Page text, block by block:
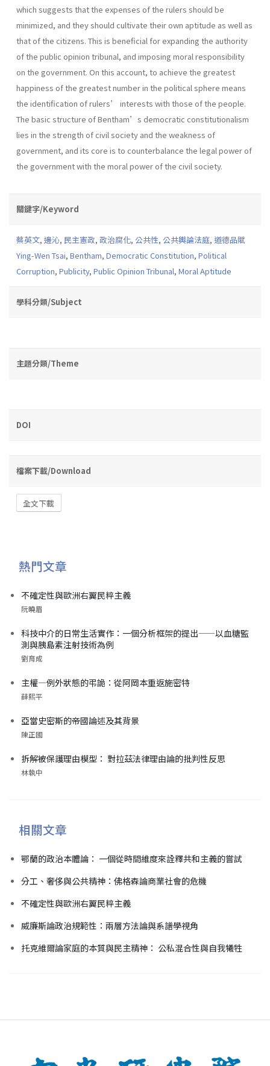
which suggests that the expenses of the rulers should be
minimized, and they should cultivate their own aptitude as well as
that of the citizens. This is beneficial for expanding the authority
of the public opinion tribunal, and imposing moral responsibility
on the government. On this account, to achieve the greatest
happiness of the greatest number in the political sphere means
the identification of rulers’ interests with those of the people.
The basic structure of Bentham’s democratic constitutionalism
lies in the strength of civil society and the weakness of
government, and its core is to counterbalance the legal power of
the government with the moral power of the civil society.
關鍵字/Keyword
蔡英文, 邊沁, 民主憲政, 政治腐化, 公共性, 公共輿論法庭, 道德品賦
Ying-Wen Tsai, Bentham, Democratic Constitution, Political
Corruption, Publicity, Public Opinion Tribunal, Moral Aptitude
學科分類/Subject
主題分類/Theme
DOI
檔案下載/Download
全文下載
熱門文章
不確定性與歐洲右翼民粹主義
阮曉眉
科技中介的日常生活實作：一個分析框架的提出——以血糖監
測與胰島素注射技術為例
劉育成
主權—例外狀態的弔詭：從阿岡本重返施密特
薛熙平
亞當史密斯的帝國論述及其背景
陳正國
拆解被保護理由模型： 對拉茲法律理由論的批判性反思
林執中
相關文章
鄂蘭的政治本體論： 一個從時間維度來詮釋共和主義的嘗試
分工、奢侈與公共精神：佛格森論商業社會的危機
不確定性與歐洲右翼民粹主義
威廉斯論政治規範性：兩層方法論與系譜學視角
托克維爾論家庭的本質與民主精神： 公私混合性與自我犧牲